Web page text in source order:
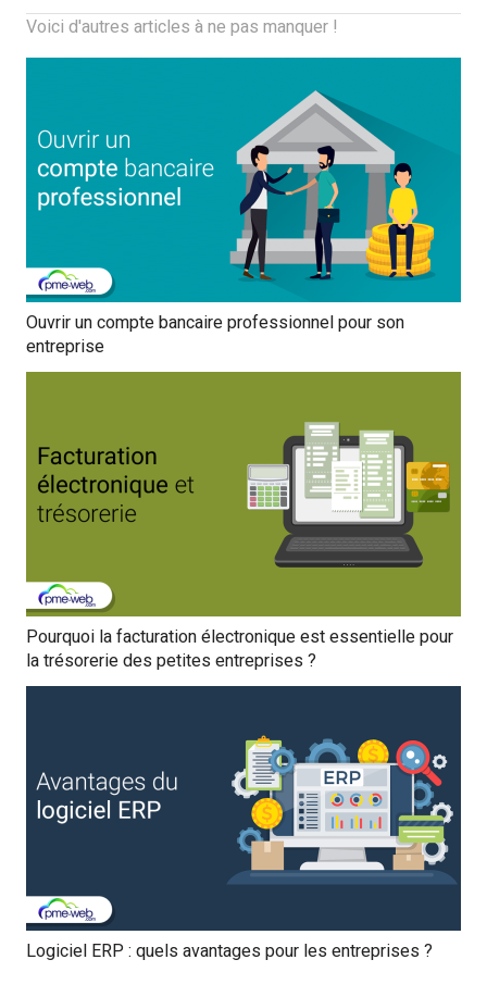
Voici d'autres articles à ne pas manquer !
Ouvrir un compte bancaire professionnel pour son
entreprise
Pourquoi la facturation électronique est essentielle pour
la trésorerie des petites entreprises ?
Logiciel ERP : quels avantages pour les entreprises ?